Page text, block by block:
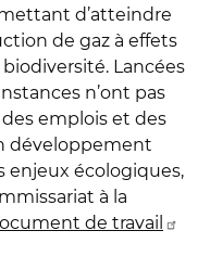
d’atteindre
de gaz à effets
Lancées
n’ont pas
emplois et des
développement
enjeux écologiques,
à la
de travail